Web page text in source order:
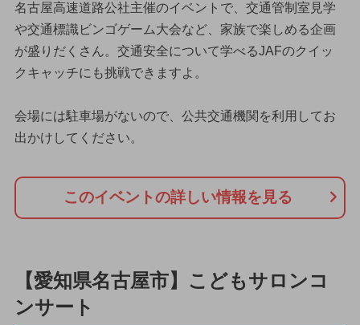
名古屋高速道路公社主催のイベントで、交通管制室見学
や交通標識ビンゴゲーム大会など、家族で楽しめる企画
が盛りだくさん。交通安全について学べるJAFのクイッ
クキャッチにも挑戦できますよ。
会場には駐車場がないので、公共交通機関を利用してお
出かけしてください。
このイベントの詳しい情報を見る
【愛知県名古屋市】こどもサロンコ
ンサート